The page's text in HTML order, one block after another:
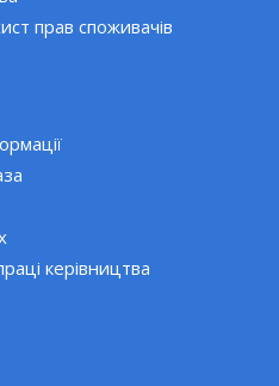
прав споживачів
керівництва